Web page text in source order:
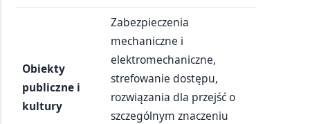
Obiekty
publiczne i
kultury
Zabezpieczenia
mechaniczne i
elektromechaniczne,
strefowanie dostępu,
rozwiązania dla przejść o
szczególnym znaczeniu